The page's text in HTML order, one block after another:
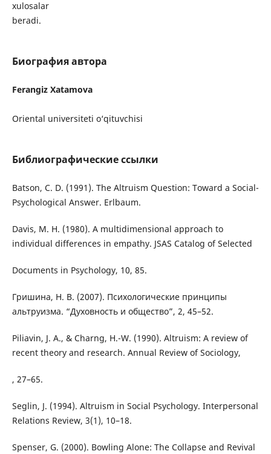
xulosalar
beradi.
Биография автора
Ferangiz Xatamova
Oriental universiteti o‘qituvchisi
Библиографические ссылки
Batson, C. D. (1991). The Altruism Question: Toward a Social-
Psychological Answer. Erlbaum.
Davis, M. H. (1980). A multidimensional approach to
individual differences in empathy. JSAS Catalog of Selected
Documents in Psychology, 10, 85.
Гришина, Н. В. (2007). Психологические принципы
альтруизма. “Духовность и общество”, 2, 45–52.
Piliavin, J. A., & Charng, H.-W. (1990). Altruism: A review of
recent theory and research. Annual Review of Sociology,
, 27–65.
Seglin, J. (1994). Altruism in Social Psychology. Interpersonal
Relations Review, 3(1), 10–18.
Spenser, G. (2000). Bowling Alone: The Collapse and Revival